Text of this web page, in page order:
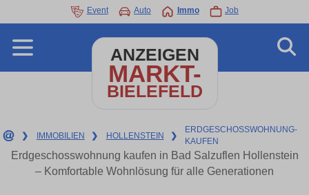
Event Auto Immo Job
ANZEIGEN
MARKT-
BIELEFELD
❯ IMMOBILIEN ❯ HOLLENSTEIN ❯
ERDGESCHOSSWOHNUNG-
KAUFEN
Erdgeschosswohnung kaufen in Bad Salzuflen Hollenstein
– Komfortable Wohnlösung für alle Generationen